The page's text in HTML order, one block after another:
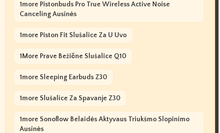
1more Pistonbuds Pro True Wireless Active Noise
Canceling Ausinės
1more Piston Fit Slušalice Za U Uvo
1More Prave Bežične Slušalice Q10
1more Sleeping Earbuds Z30
1more Slušalice Za Spavanje Z30
1more Sonoflow Belaidės Aktyvaus Triukšmo Slopinimo
Ausinės